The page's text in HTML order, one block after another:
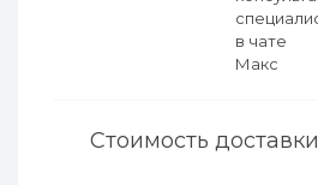
Стоимость доставки